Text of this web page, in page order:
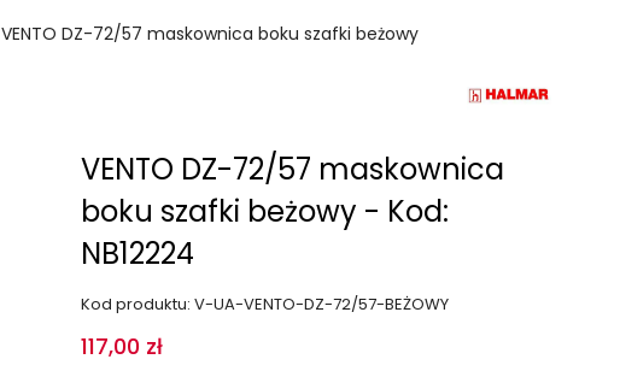
VENTO DZ-72/57 maskownica boku szafki beżowy
VENTO DZ-72/57 maskownica
boku szafki beżowy - Kod:
NB12224
Kod produktu: V-UA-VENTO-DZ-72/57-BEŻOWY
117,00 zł